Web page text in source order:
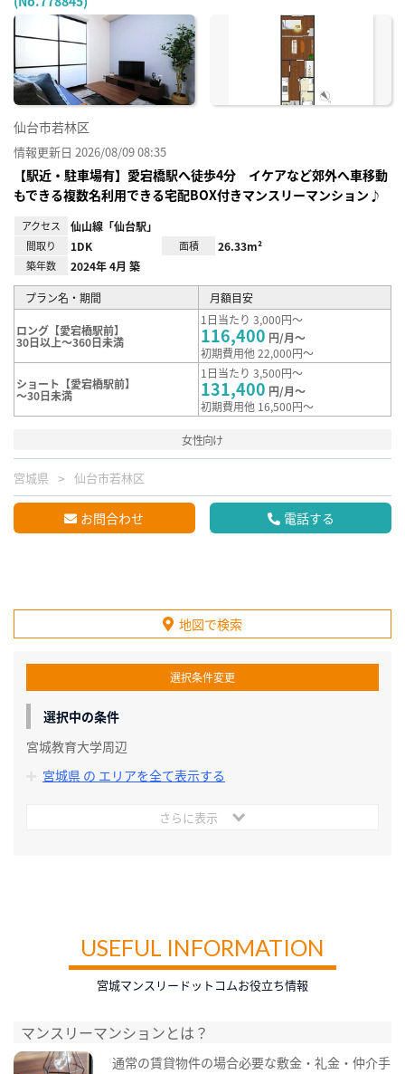
に入
仙台市若林区
情報更新日 2026/08/09 08:35
【駅近・駐車場有】愛宕橋駅へ徒歩4分 イケアなど郊外へ車移動
もできる複数名利用できる宅配BOX付きマンスリーマンション♪
アクセス 仙山線「仙台駅」
間取り 1DK 面積 26.33m²
築年数 2024年 4月 築
プラン名・期間 月額目安
ロング【愛宕橋駅前】
30日以上～360日未満
1日当たり 3,000円～
116,400 円/月～
初期費用他 22,000円～
ショート【愛宕橋駅前】
～30日未満
1日当たり 3,500円～
131,400 円/月～
初期費用他 16,500円～
女性向け
宮城県 仙台市若林区
お問合わせ 電話する
地図で検索
選択条件変更
選択中の条件
宮城教育大学周辺
宮城県 の エリアを全て表示する
さらに表示
USEFUL INFORMATION
宮城マンスリードットコムお役立ち情報
マンスリーマンションとは？
通常の賃貸物件の場合必要な敷金・礼金・仲介手